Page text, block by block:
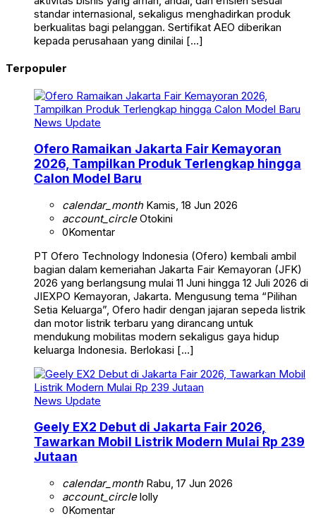
standar internasional, sekaligus menghadirkan produk
berkualitas bagi pelanggan. Sertifikat AEO diberikan
kepada perusahaan yang dinilai […]
Terpopuler
News Update
Ofero Ramaikan Jakarta Fair Kemayoran
2026, Tampilkan Produk Terlengkap hingga
Calon Model Baru
calendar_monthKamis, 18 Jun 2026
account_circleOtokini
0Komentar
PT Ofero Technology Indonesia (Ofero) kembali ambil
bagian dalam kemeriahan Jakarta Fair Kemayoran (JFK)
2026 yang berlangsung mulai 11 Juni hingga 12 Juli 2026 di
JIEXPO Kemayoran, Jakarta. Mengusung tema “Pilihan
Setia Keluarga”, Ofero hadir dengan jajaran sepeda listrik
dan motor listrik terbaru yang dirancang untuk
mendukung mobilitas modern sekaligus gaya hidup
keluarga Indonesia. Berlokasi […]
News Update
Geely EX2 Debut di Jakarta Fair 2026,
Tawarkan Mobil Listrik Modern Mulai Rp 239
Jutaan
calendar_monthRabu, 17 Jun 2026
account_circlelolly
0Komentar